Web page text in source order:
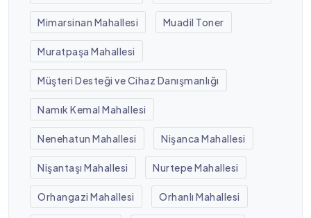
Mimarsinan Mahallesi Muadil Toner
Muratpaşa Mahallesi
Müşteri Desteği ve Cihaz Danışmanlığı
Namık Kemal Mahallesi
Nenehatun Mahallesi Nişanca Mahallesi
Nişantaşı Mahallesi Nurtepe Mahallesi
Orhangazi Mahallesi Orhanlı Mahallesi